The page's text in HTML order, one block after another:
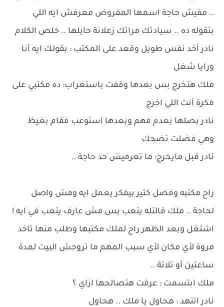
.. مفيش حاجة اسمها المفروض معرفش ايه اللي
بتقوله ده .. سيادتك مراتك زعلانة حايلها .. خلص الكلام
نادر أخد نفس طويل وقعد على المكتب : بقولك ايه أنا
ورايا شغل
ملك هتخرج بس بعدها وقفت باستغراب: ده مكتبي على
فكرة أنت اللي اخرج
نادر بصلها بعدم فهم وبعدها استوعب فقام بغيظ
وهي فضلت تضحك
نادر قبل مايخرج: ما تعرفيش حد حاجة ..
راح مكتبه وفضل كتير بيفكر يعمل ايه ومش واصل
لحاجة .. ملك قالتله يتعب بس مش عارف يتعب في ايه !
اشتغل وبعد الظهر راح لملك مكتبها وطلب منها تاخد
مروة لأي مكان لأي سبب المهم ما تروحش البيت لمدة
ساعتين أو تلاتة ..
ملك ابتسمت : عرفت هتصالحها ازاي ؟
نادر اتنهد : هحاول يا ملك .. هحاول